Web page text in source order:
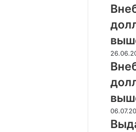
курс
доллара
выше
78
рублей
курс
доллара
выше
79
рублей
Выдача
ипотеки